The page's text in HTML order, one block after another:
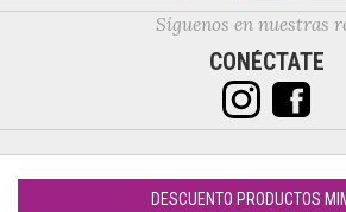
Síguenos en nuestras
CONÉCTATE
DESCUENTO PRODUCTOS